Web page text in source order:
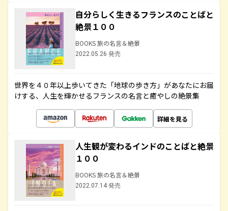
自分らしく生きるフランスのことばと
絶景１００
BOOKS 旅の名言＆絶景
2022.05.26 発売
世界を４０年以上歩いてきた「地球の歩き方」があなたにお届
けする、人生を輝かせるフランスの名言と癒やしの絶景集
詳細を見る
人生観が変わるインドのことばと絶景
１００
BOOKS 旅の名言＆絶景
2022.07.14 発売